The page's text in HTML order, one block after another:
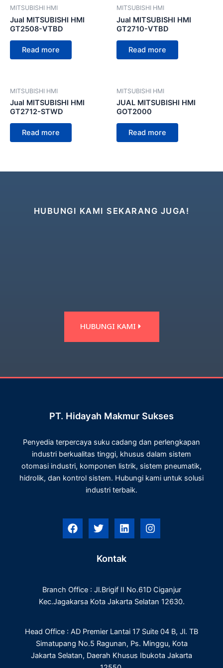
MITSUBISHI HMI
Jual MITSUBISHI HMI
GT2508-VTBD
Read more
MITSUBISHI HMI
Jual MITSUBISHI HMI
GT2710-VTBD
Read more
MITSUBISHI HMI
Jual MITSUBISHI HMI
GT2712-STWD
Read more
MITSUBISHI HMI
JUAL MITSUBISHI HMI
GOT2000
Read more
HUBUNGI KAMI SEKARANG JUGA!
HUBUNGI KAMI
PT. Hidayah Makmur Sukses
Penyedia terpercaya suku cadang dan perlengkapan
industri berkualitas tinggi, khusus dalam sistem
otomasi industri, komponen listrik, sistem pneumatik,
hidrolik, dan kontrol sistem. Hubungi kami untuk solusi
industri terbaik.
F
a
k
T
w
t
t
L
i
e
n
I
n
a
m
Kontak
Branch Office : Jl.Brigif II No.61D Ciganjur
Kec.Jagakarsa Kota Jakarta Selatan 12630.
Head Office : AD Premier Lantai 17 Suite 04 B, Jl. TB
Simatupang No.5 Ragunan, Ps. Minggu, Kota
Jakarta Selatan, Daerah Khusus Ibukota Jakarta